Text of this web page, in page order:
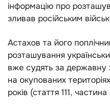
інформацію про
зливав російським
Астахов та його
розташування
вже судять за державну
на окупованих
років (стаття 111,